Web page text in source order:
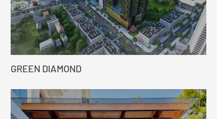
GREEN DIAMOND